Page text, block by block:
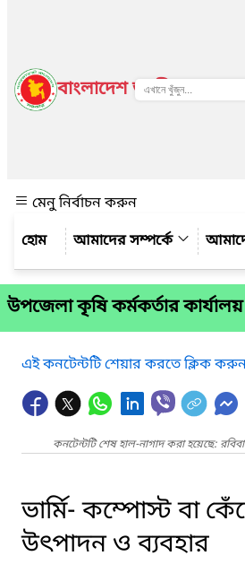
বাংলাদেশ জাতীয় তথ্য
মেনু নির্বাচন করুন
আমাদের সম্পর্কে
উপজেলা কৃষি কর্মকর্তার কার্যালয়
এই কনটেন্টটি শেয়ার করতে ক্লিক
কনটেন্টটি শেষ হাল-নাগাদ করা হয়েছে:
ভার্মি- কম্পোস্ট বা
উৎপাদন ও ব্যবহার